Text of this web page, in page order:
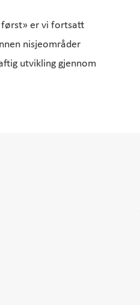
først» er vi fortsatt
nisjeområder
utvikling gjennom